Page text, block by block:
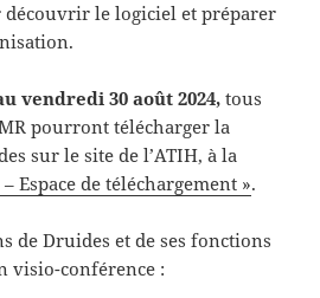
découvrir le logiciel et préparer
vendredi 30 août 2024, tous
pourront télécharger la
sur le site de l’ATIH, à la
Espace de téléchargement ».
de Druides et de ses fonctions
visio-conférence :